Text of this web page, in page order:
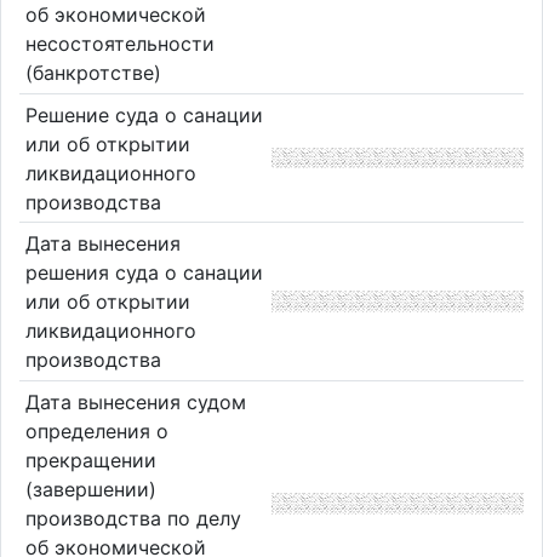
об экономической
несостоятельности
(банкротстве)
Решение суда о санации
или об открытии
ликвидационного
производства
Дата вынесения
решения суда о санации
или об открытии
ликвидационного
производства
Дата вынесения судом
определения о
прекращении
(завершении)
производства по делу
об экономической